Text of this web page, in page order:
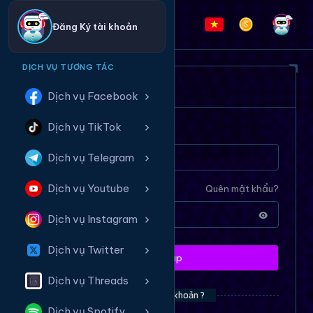
Đăng Ký tài khoản
DỊCH VỤ TƯƠNG TÁC
Dịch vụ Facebook
Dịch vụ TikTok
Dịch vụ Telegram
Dịch vụ Youtube
Dịch vụ Instagram
Dịch vụ Twitter
Dịch vụ Threads
ĐĂNG NHẬP HỆ THỐNG
Tên tài khoản
Quên mật khẩu?
Mật khẩu
Đăng nhập
Bạn chưa có tài khoản ?